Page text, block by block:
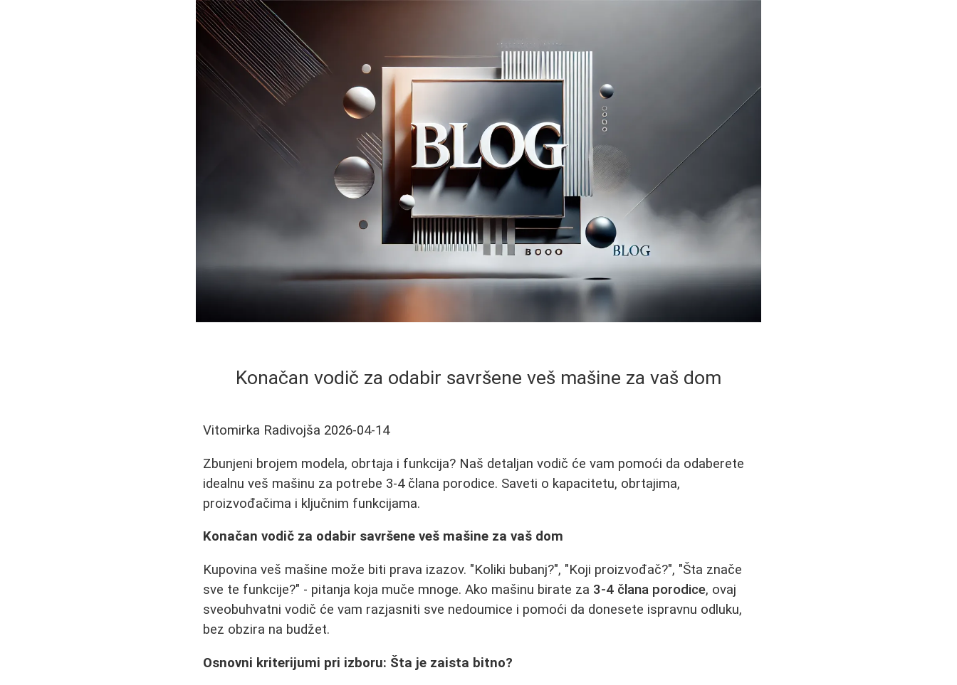
Konačan vodič za odabir savršene veš mašine za vaš dom
Vitomirka Radivojša 2026-04-14
Zbunjeni brojem modela, obrtaja i funkcija? Naš detaljan vodič će vam pomoći da odaberete
idealnu veš mašinu za potrebe 3-4 člana porodice. Saveti o kapacitetu, obrtajima,
proizvođačima i ključnim funkcijama.
Konačan vodič za odabir savršene veš mašine za vaš dom
Kupovina veš mašine može biti prava izazov. "Koliki bubanj?", "Koji proizvođač?", "Šta znače
sve te funkcije?" - pitanja koja muče mnoge. Ako mašinu birate za 3-4 člana porodice, ovaj
sveobuhvatni vodič će vam razjasniti sve nedoumice i pomoći da donesete ispravnu odluku,
bez obzira na budžet.
Osnovni kriterijumi pri izboru: Šta je zaista bitno?